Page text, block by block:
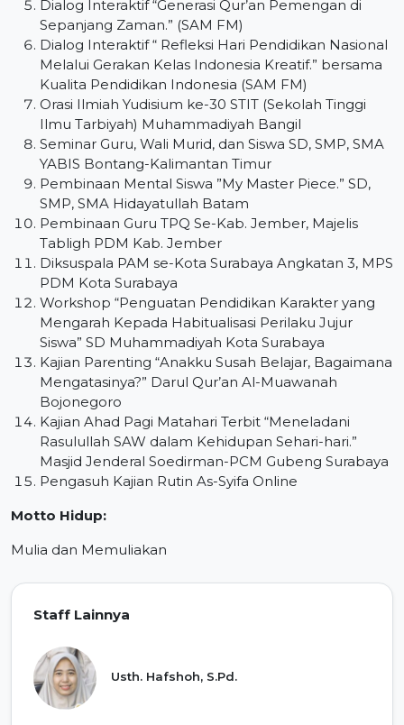
Dialog Interaktif “Generasi Qur’an Pemengan di
Sepanjang Zaman.” (SAM FM)
Dialog Interaktif “ Refleksi Hari Pendidikan Nasional
Melalui Gerakan Kelas Indonesia Kreatif.” bersama
Kualita Pendidikan Indonesia (SAM FM)
Orasi Ilmiah Yudisium ke-30 STIT (Sekolah Tinggi
Ilmu Tarbiyah) Muhammadiyah Bangil
Seminar Guru, Wali Murid, dan Siswa SD, SMP, SMA
YABIS Bontang-Kalimantan Timur
Pembinaan Mental Siswa ”My Master Piece.” SD,
SMP, SMA Hidayatullah Batam
Pembinaan Guru TPQ Se-Kab. Jember, Majelis
Tabligh PDM Kab. Jember
Diksuspala PAM se-Kota Surabaya Angkatan 3, MPS
PDM Kota Surabaya
Workshop “Penguatan Pendidikan Karakter yang
Mengarah Kepada Habitualisasi Perilaku Jujur
Siswa” SD Muhammadiyah Kota Surabaya
Kajian Parenting “Anakku Susah Belajar, Bagaimana
Mengatasinya?” Darul Qur’an Al-Muawanah
Bojonegoro
Kajian Ahad Pagi Matahari Terbit “Meneladani
Rasulullah SAW dalam Kehidupan Sehari-hari.”
Masjid Jenderal Soedirman-PCM Gubeng Surabaya
Pengasuh Kajian Rutin As-Syifa Online
Motto Hidup:
Mulia dan Memuliakan
Staff Lainnya
Usth. Hafshoh, S.Pd.